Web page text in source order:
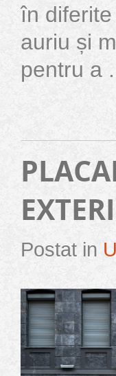
în
auriu și
pentru a
Postat in